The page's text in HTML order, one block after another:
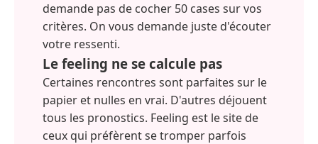
demande pas de cocher 50 cases sur vos
critères. On vous demande juste d'écouter
votre ressenti.
Le feeling ne se calcule pas
Certaines rencontres sont parfaites sur le
papier et nulles en vrai. D'autres déjouent
tous les pronostics. Feeling est le site de
ceux qui préfèrent se tromper parfois